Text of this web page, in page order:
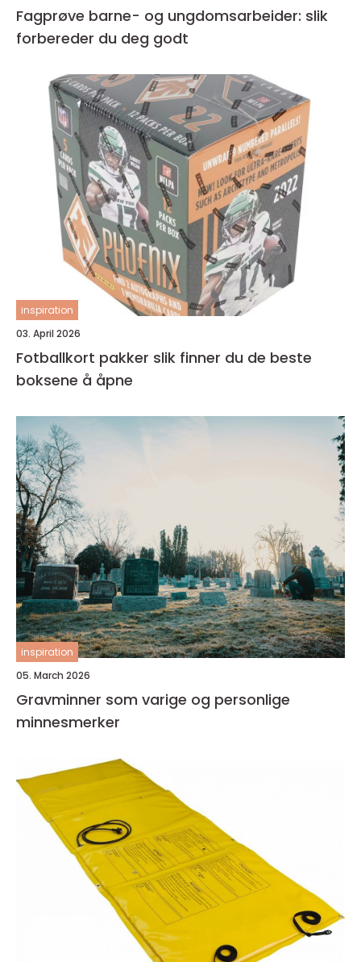
Fagprøve barne- og ungdomsarbeider: slik
forbereder du deg godt
inspiration
03. April 2026
Fotballkort pakker slik finner du de beste
boksene å åpne
inspiration
05. March 2026
Gravminner som varige og personlige
minnesmerker